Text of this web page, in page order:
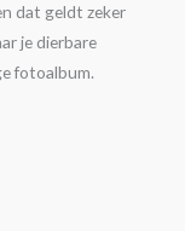
dat geldt zeker
je dierbare
fotoalbum.